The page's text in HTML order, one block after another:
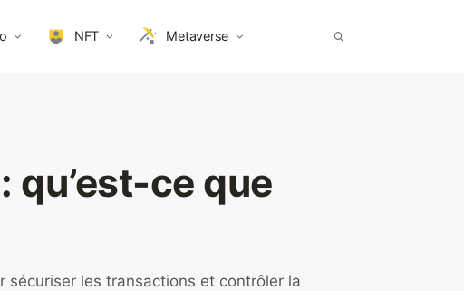
NFT Metaverse
ce que
sécuriser les transactions et contrôler la